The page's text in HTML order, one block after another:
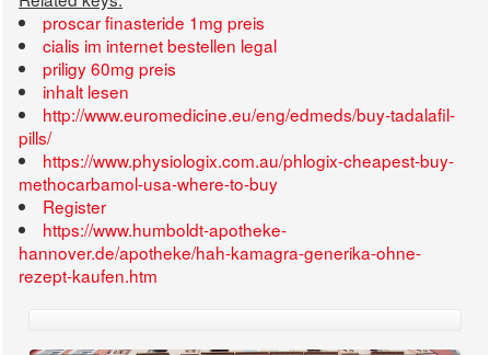
proscar finasteride 1mg preis
cialis im internet bestellen legal
priligy 60mg preis
inhalt lesen
http://www.euromedicine.eu/eng/edmeds/buy-tadalafil-
pills/
https://www.physiologix.com.au/phlogix-cheapest-buy-
methocarbamol-usa-where-to-buy
Register
https://www.humboldt-apotheke-
hannover.de/apotheke/hah-kamagra-generika-ohne-
rezept-kaufen.htm